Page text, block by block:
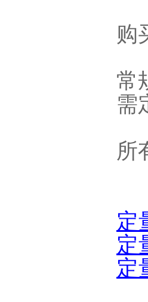
购
常
需
所
定
定
定